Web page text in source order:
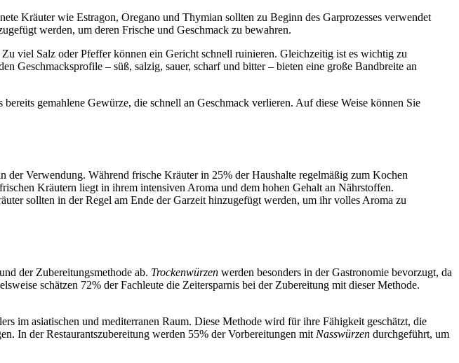
Kräuter wie Estragon, Oregano und Thymian sollten zu Beginn des Garprozesses verwendet
werden, um deren Frische und Geschmack zu bewahren.
viel Salz oder Pfeffer können ein Gericht schnell ruinieren. Gleichzeitig ist es wichtig zu
Geschmacksprofile – süß, salzig, sauer, scharf und bitter – bieten eine große Bandbreite an
gemahlene Gewürze, die schnell an Geschmack verlieren. Auf diese Weise können Sie
Verwendung. Während frische Kräuter in 25% der Haushalte regelmäßig zum Kochen
Kräutern liegt in ihrem intensiven Aroma und dem hohen Gehalt an Nährstoffen.
sollten in der Regel am Ende der Garzeit hinzugefügt werden, um ihr volles Aroma zu
der Zubereitungsmethode ab. Trockenwürzen werden besonders in der Gastronomie bevorzugt, da
schätzen 72% der Fachleute die Zeitersparnis bei der Zubereitung mit dieser Methode.
im asiatischen und mediterranen Raum. Diese Methode wird für ihre Fähigkeit geschätzt, die
In der Restaurantszubereitung werden 55% der Vorbereitungen mit Nasswürzen durchgeführt, um